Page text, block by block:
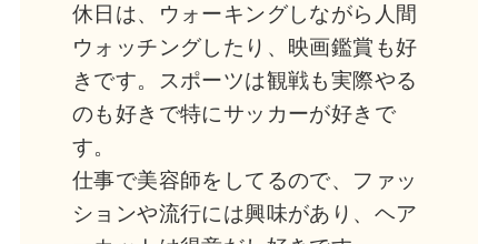
休日は、ウォーキングしながら人間
ウォッチングしたり、映画鑑賞も好
きです。スポーツは観戦も実際やる
のも好きで特にサッカーが好きで
す。
仕事で美容師をしてるので、ファッ
ションや流行には興味があり、ヘア